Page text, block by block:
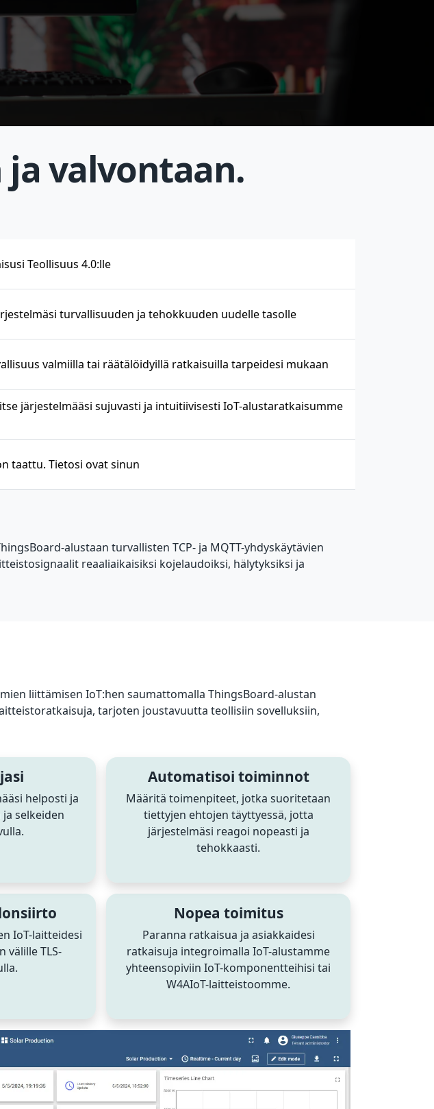
valvontaan.
Teollisuus 4.0:lle
turvallisuuden ja tehokkuuden uudelle tasolle
valmiilla tai räätälöidyillä ratkaisuilla tarpeidesi mukaan
järjestelmääsi sujuvasti ja intuitiivisesti IoT-alustaratkaisumme
taattu. Tietosi ovat sinun
alustaan turvallisten TCP- ja MQTT-yhdyskäytävien
reaaliaikaisiksi kojelaudoiksi, hälytyksiksi ja
liittämisen IoT:hen saumattomalla ThingsBoard-alustan
tarjoten joustavuutta teollisiin sovelluksiin,
helposti ja
selkeiden
Automatisoi toiminnot
Määritä toimenpiteet, jotka suoritetaan
tiettyjen ehtojen täyttyessä, jotta
järjestelmäsi reagoi nopeasti ja
tehokkaasti.
IoT-laitteidesi
välille TLS-
Nopea toimitus
Paranna ratkaisua ja asiakkaidesi
ratkaisuja integroimalla IoT-alustamme
yhteensopiviin IoT-komponentteihisi tai
W4AIoT-laitteistoomme.